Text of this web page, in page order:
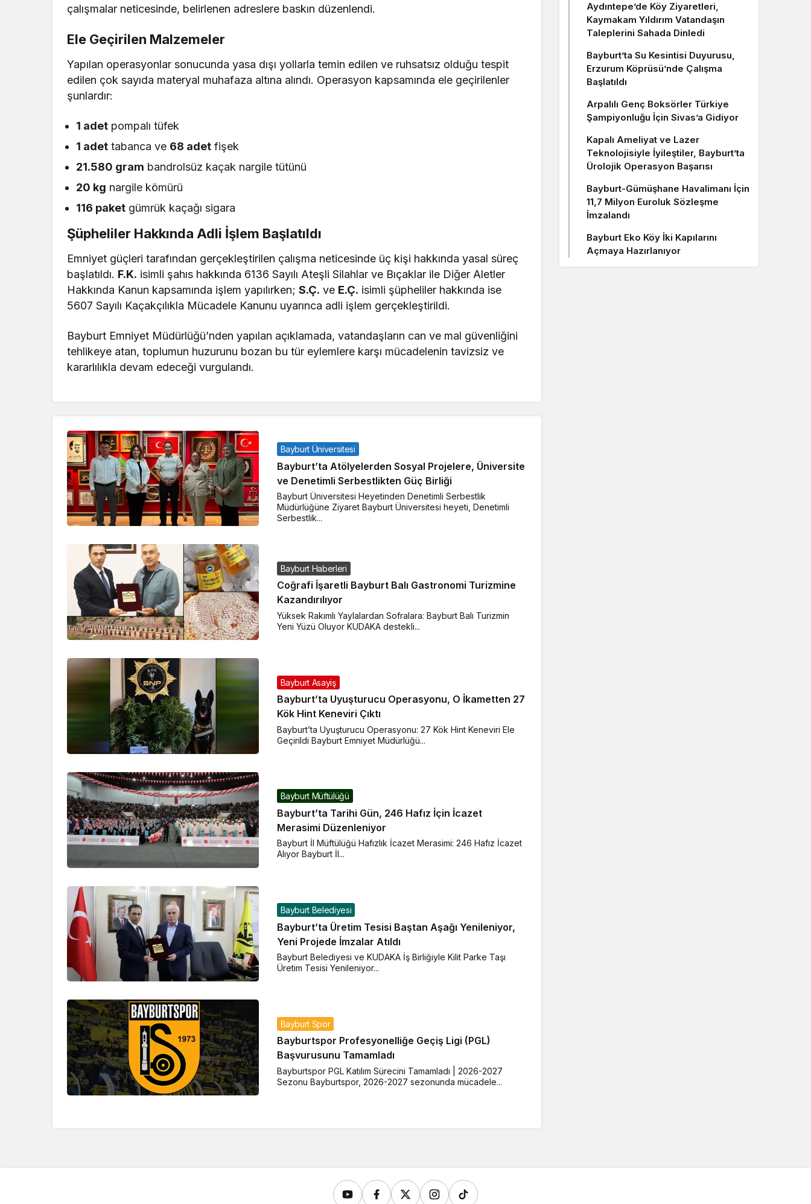
çalışmalar neticesinde, belirlenen adreslere baskın düzenlendi.
Ele Geçirilen Malzemeler
Yapılan operasyonlar sonucunda yasa dışı yollarla temin edilen ve ruhsatsız olduğu tespit
edilen çok sayıda materyal muhafaza altına alındı. Operasyon kapsamında ele geçirilenler
şunlardır:
1 adet pompalı tüfek
1 adet tabanca ve 68 adet fişek
21.580 gram bandrolsüz kaçak nargile tütünü
20 kg nargile kömürü
116 paket gümrük kaçağı sigara
Şüpheliler Hakkında Adli İşlem Başlatıldı
Emniyet güçleri tarafından gerçekleştirilen çalışma neticesinde üç kişi hakkında yasal süreç
başlatıldı. F.K. isimli şahıs hakkında 6136 Sayılı Ateşli Silahlar ve Bıçaklar ile Diğer Aletler
Hakkında Kanun kapsamında işlem yapılırken;S.Ç. ve E.Ç. isimli şüpheliler hakkında ise
5607 Sayılı Kaçakçılıkla Mücadele Kanunu uyarınca adli işlem gerçekleştirildi.
Bayburt Emniyet Müdürlüğü’nden yapılan açıklamada, vatandaşların can ve mal güvenliğini
tehlikeye atan, toplumun huzurunu bozan bu tür eylemlere karşı mücadelenin tavizsiz ve
kararlılıkla devam edeceği vurgulandı.
Bayburt Üniversitesi
Bayburt’ta Atölyelerden Sosyal Projelere, Üniversite
ve Denetimli Serbestlikten Güç Birliği
Bayburt Üniversitesi Heyetinden Denetimli Serbestlik
Müdürlüğüne Ziyaret Bayburt Üniversitesi heyeti, Denetimli
Serbestlik...
Bayburt Haberleri
Coğrafi İşaretli Bayburt Balı Gastronomi Turizmine
Kazandırılıyor
Yüksek Rakımlı Yaylalardan Sofralara: Bayburt Balı Turizmin
Yeni Yüzü Oluyor KUDAKA destekli...
Bayburt Asayiş
Bayburt’ta Uyuşturucu Operasyonu, O İkametten 27
Kök Hint Keneviri Çıktı
Bayburt’ta Uyuşturucu Operasyonu: 27 Kök Hint Keneviri Ele
Geçirildi Bayburt Emniyet Müdürlüğü...
Bayburt Müftülüğü
Bayburt’ta Tarihi Gün, 246 Hafız İçin İcazet
Merasimi Düzenleniyor
Bayburt İl Müftülüğü Hafızlık İcazet Merasimi: 246 Hafız İcazet
Alıyor Bayburt İl...
Bayburt Belediyesi
Bayburt’ta Üretim Tesisi Baştan Aşağı Yenileniyor,
Yeni Projede İmzalar Atıldı
Bayburt Belediyesi ve KUDAKA İş Birliğiyle Kilit Parke Taşı
Üretim Tesisi Yenileniyor...
Bayburt Spor
Bayburtspor Profesyonelliğe Geçiş Ligi (PGL)
Başvurusunu Tamamladı
Bayburtspor PGL Katılım Sürecini Tamamladı | 2026-2027
Sezonu Bayburtspor, 2026-2027 sezonunda mücadele...
Aydıntepe’de Köy Ziyaretleri,
Kaymakam Yıldırım Vatandaşın
Taleplerini Sahada Dinledi
Bayburt’ta Su Kesintisi Duyurusu,
Erzurum Köprüsü’nde Çalışma
Başlatıldı
Arpalılı Genç Boksörler Türkiye
Şampiyonluğu İçin Sivas’a Gidiyor
Kapalı Ameliyat ve Lazer
Teknolojisiyle İyileştiler, Bayburt’ta
Ürolojik Operasyon Başarısı
Bayburt-Gümüşhane Havalimanı İçin
11,7 Milyon Euroluk Sözleşme
İmzalandı
Bayburt Eko Köy İki Kapılarını
Açmaya Hazırlanıyor